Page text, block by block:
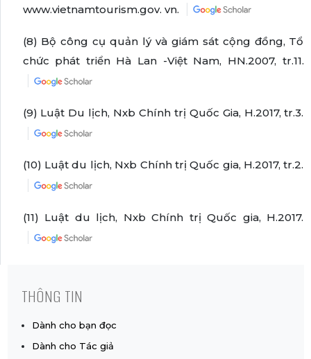
www.vietnamtourism.gov. vn.
(8) Bộ công cụ quản lý và giám sát cộng đồng, Tổ
chức phát triển Hà Lan -Việt Nam, HN.2007, tr.11.
(9) Luật Du lịch, Nxb Chính trị Quốc Gia, H.2017, tr.3.
(10) Luật du lịch, Nxb Chính trị Quốc gia, H.2017, tr.2.
(11) Luật du lịch, Nxb Chính trị Quốc gia, H.2017.
THÔNG TIN
Dành cho bạn đọc
Dành cho Tác giả